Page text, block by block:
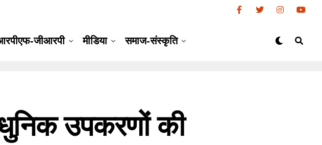
जीआरपी मीडिया समाज-संस्कृति
उपकरणों की